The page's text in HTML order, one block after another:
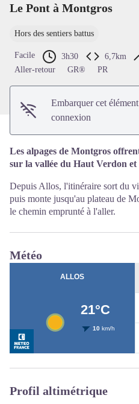
Le Pont à Montgros
Hors des sentiers battus
Facile 3h30 6,7km
Aller-retour
GR® PR
Embarquer cet
connexion
Les alpages de Montgros
sur la vallée du Haut Verdon
Depuis Allos, l'itinéraire sort du
puis monte jusqu'au plateau de
le chemin emprunté à l'aller.
Météo
Profil altimétrique